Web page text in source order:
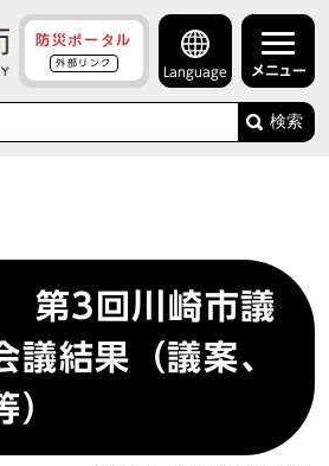
防災ポータル
外部リンク
Language メニュー
検索
第3回川崎市議
議結果（議案、
）